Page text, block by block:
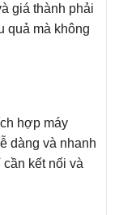
giá thành phải
quả mà không
hợp máy
dàng và nhanh
kết nối và